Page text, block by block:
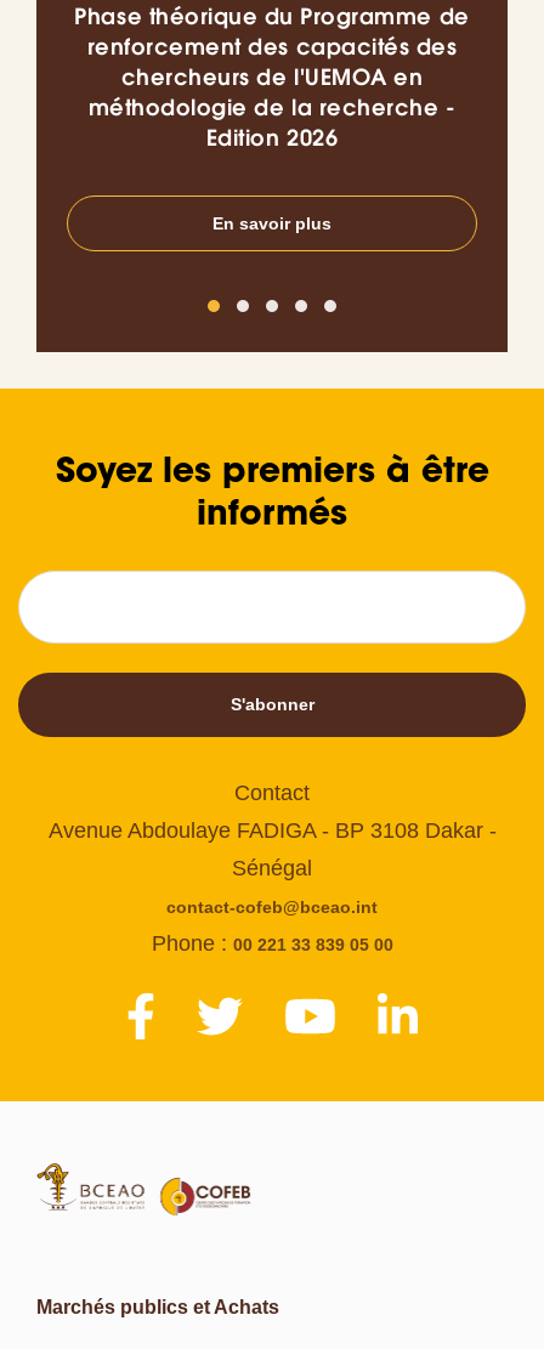
Phase théorique du Programme de
renforcement des capacités des
chercheurs de l'UEMOA en
méthodologie de la recherche -
Edition 2026
En savoir plus
Soyez les premiers à être
informés
S'abonner
Contact
Avenue Abdoulaye FADIGA - BP 3108 Dakar -
Sénégal
contact-cofeb@bceao.int
Phone : 00 221 33 839 05 00
Marchés publics et Achats